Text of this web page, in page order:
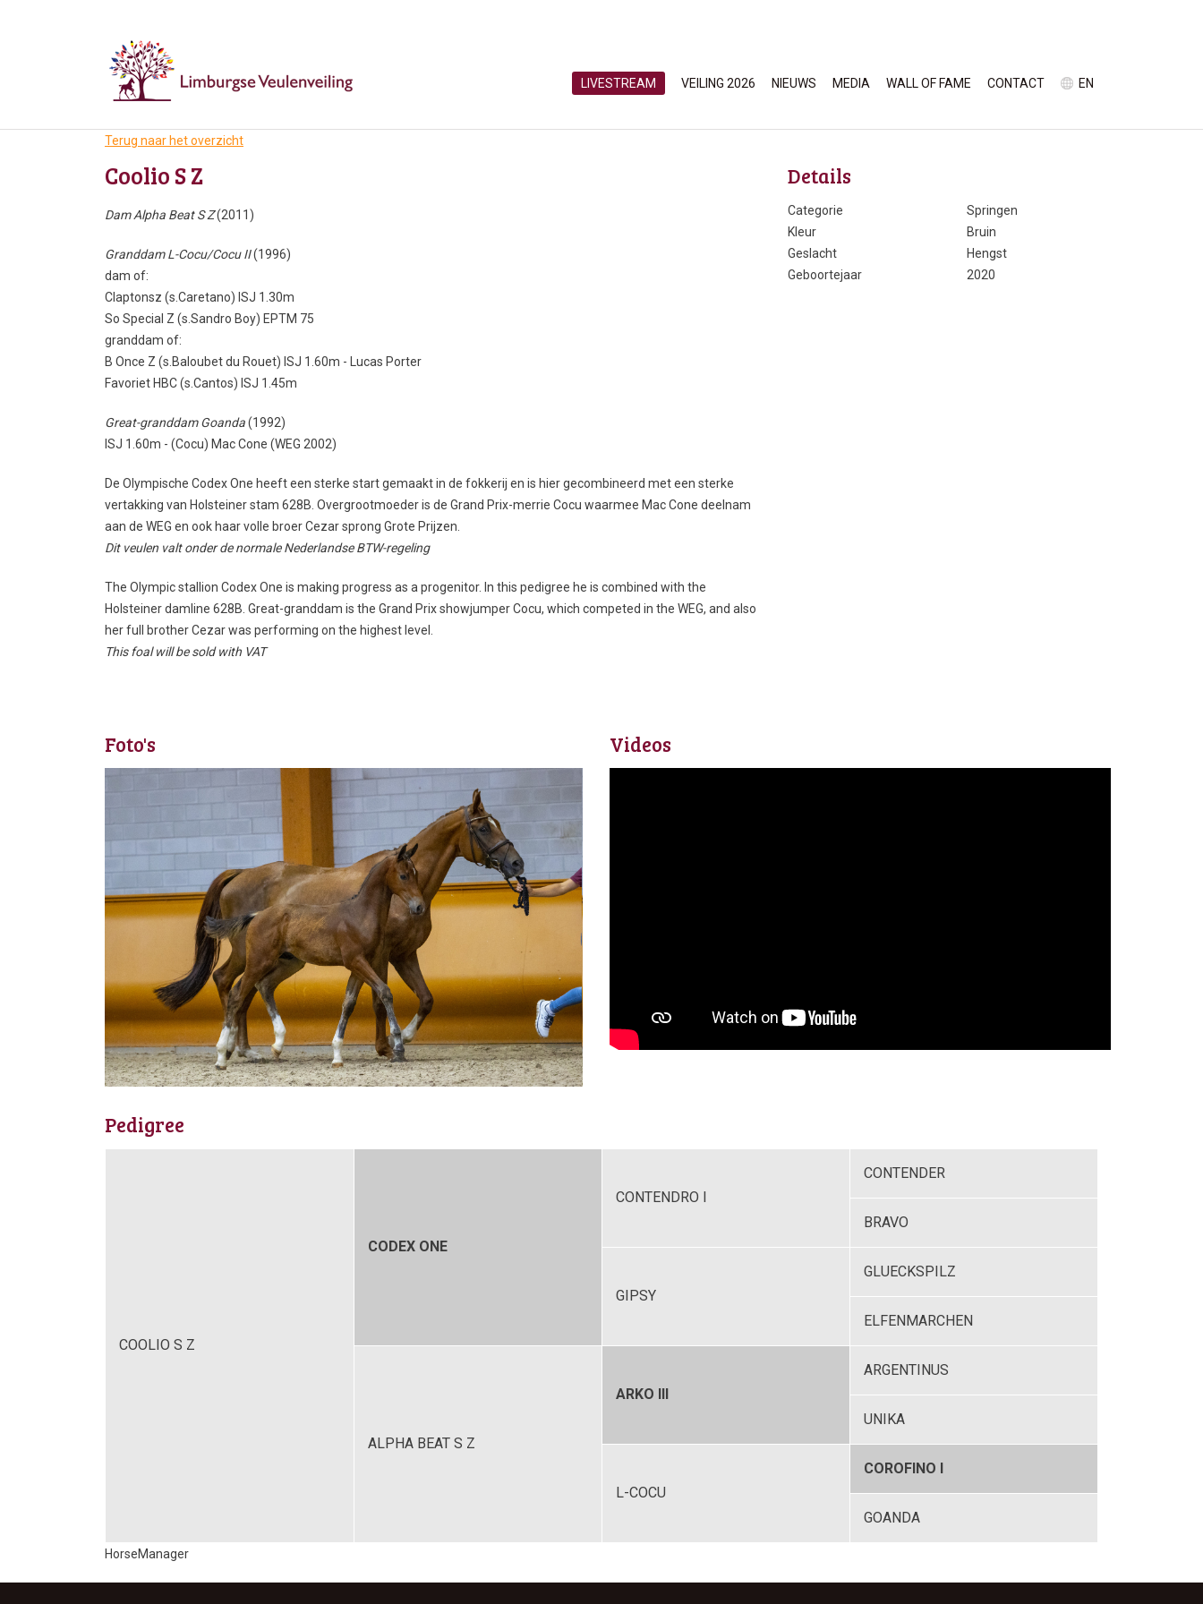
LIVESTREAM VEILING 2026 NIEUWS MEDIA WALL OF FAME CONTACT EN
Terug naar het overzicht
Coolio S Z
Dam Alpha Beat S Z(2011)
Granddam L-Cocu/Cocu II(1996)
dam of:
Claptonsz (s.Caretano) ISJ 1.30m
So Special Z (s.Sandro Boy) EPTM 75
granddam of:
B Once Z (s.Baloubet du Rouet) ISJ 1.60m - Lucas Porter
Favoriet HBC (s.Cantos) ISJ 1.45m
Great-granddam Goanda(1992)
ISJ 1.60m - (Cocu) Mac Cone (WEG 2002)
De Olympische Codex One heeft een sterke start gemaakt in de fokkerij en is hier gecombineerd met een sterke
vertakking van Holsteiner stam 628B. Overgrootmoeder is de Grand Prix-merrie Cocu waarmee Mac Cone deelnam
aan de WEG en ook haar volle broer Cezar sprong Grote Prijzen.
Dit veulen valt onder de normale Nederlandse BTW-regeling
The Olympic stallion Codex One is making progress as a progenitor. In this pedigree he is combined with the
Holsteiner damline 628B. Great-granddam is the Grand Prix showjumper Cocu, which competed in the WEG, and also
her full brother Cezar was performing on the highest level.
This foal will be sold with VAT
Details
Categorie
Springen
Kleur
Bruin
Geslacht
Hengst
Geboortejaar
2020
Foto's Videos
Pedigree
COOLIO S Z
CODEX ONE
CONTENDRO I
CONTENDER
BRAVO
GIPSY
GLUECKSPILZ
ELFENMARCHEN
ALPHA BEAT S Z
ARKO III
ARGENTINUS
UNIKA
L-COCU
COROFINO I
GOANDA
HorseManager